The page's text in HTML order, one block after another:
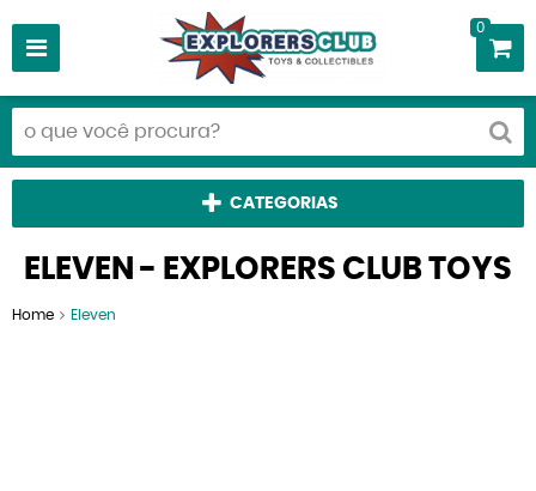
0
CATEGORIAS
ELEVEN - EXPLORERS CLUB TOYS
Home Eleven